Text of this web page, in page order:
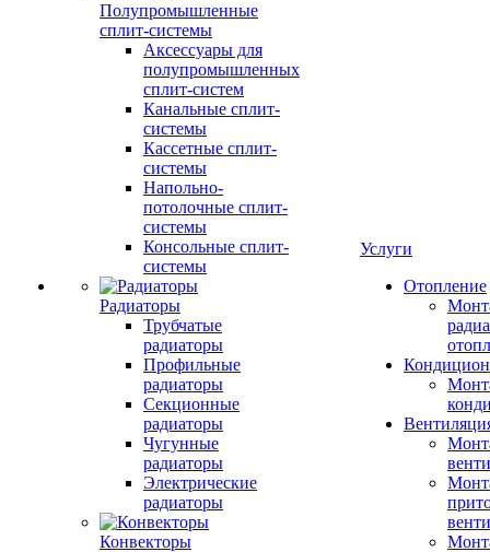
Полупромышленные
сплит-системы
Аксессуары для
полупромышленных
сплит-систем
Канальные сплит-
системы
Кассетные сплит-
системы
Напольно-
потолочные сплит-
системы
Консольные сплит-
системы
Радиаторы
Трубчатые
радиаторы
Профильные
радиаторы
Секционные
радиаторы
Чугунные
радиаторы
Электрические
радиаторы
Конвекторы
Услуги
Отопление